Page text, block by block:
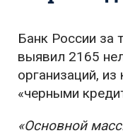
Банк России за
выявил 2165
организаций,
«черными
«Основной